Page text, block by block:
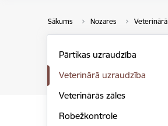
Sākums Nozares
Pārtikas uzraudzība
Veterinārā uzraudzība
Veterinārās zāles
Robežkontrole